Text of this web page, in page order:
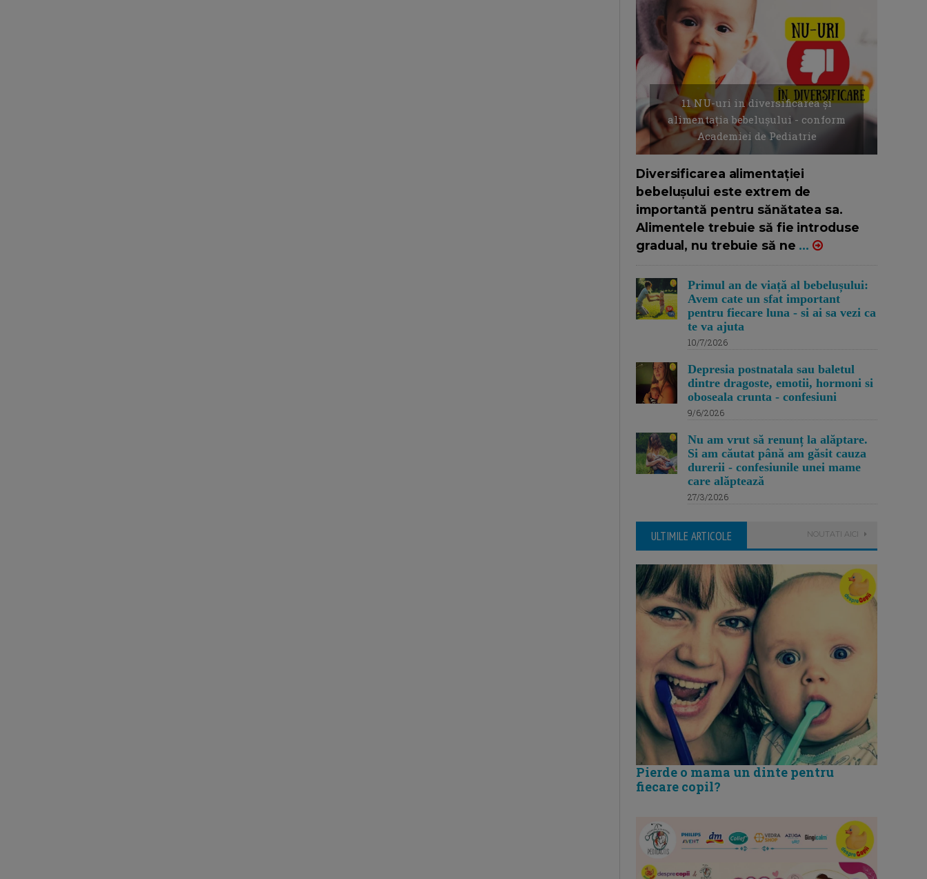
11 NU-uri in diversificarea și
alimentația bebelușului - conform
Academiei de Pediatrie
Diversificarea alimentației
bebelușului este extrem de
importantă pentru sănătatea sa.
Alimentele trebuie să fie introduse
gradual, nu trebuie să ne ...
Primul an de viață al bebelușului:
Avem cate un sfat important
pentru fiecare luna - si ai sa vezi ca
te va ajuta
10/7/2026
Depresia postnatala sau baletul
dintre dragoste, emotii, hormoni si
oboseala crunta - confesiuni
9/6/2026
Nu am vrut să renunț la alăptare.
Si am căutat până am găsit cauza
durerii - confesiunile unei mame
care alăptează
27/3/2026
ULTIMILE ARTICOLE NOUTATI AICI
Pierde o mama un dinte pentru
fiecare copil?